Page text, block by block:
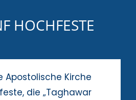
HOCHFESTE
Apostolische Kirche
die „Taghawar